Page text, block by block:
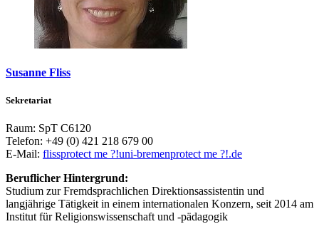
Susanne Fliss
Sekretariat
Raum: SpT C6120
Telefon: +49 (0) 421 218 679 00
E-Mail: flissprotect me ?!uni-bremenprotect me ?!.de
Beruflicher Hintergrund:
Studium zur Fremdsprachlichen Direktionsassistentin und
langjährige Tätigkeit in einem internationalen Konzern, seit 2014 am
Institut für Religionswissenschaft und -pädagogik